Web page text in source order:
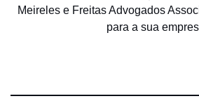
Meireles e Freitas Advogados
para a sua